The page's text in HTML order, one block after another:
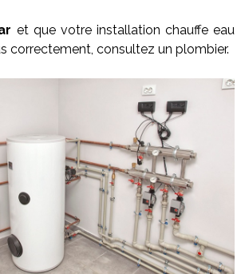
et que votre installation chauffe eau
correctement, consultez un plombier.